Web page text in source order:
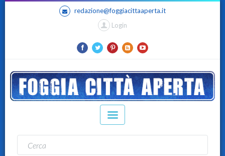
redazione@foggiacittaaperta.it
Login